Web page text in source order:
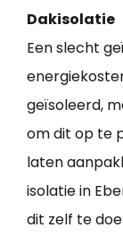
Dakisolatie
Een slecht
geïsoleerd,
om dit op te
laten
isolatie in
dit zelf te